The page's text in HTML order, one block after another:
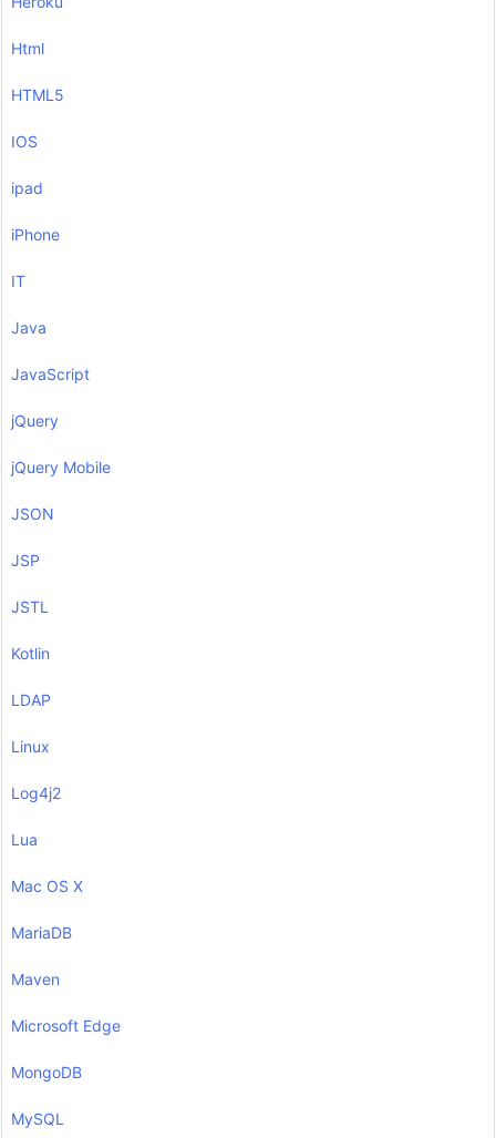
Html
HTML5
IOS
ipad
iPhone
IT
Java
JavaScript
jQuery
jQuery Mobile
JSON
JSP
JSTL
Kotlin
LDAP
Linux
Log4j2
Lua
Mac OS X
MariaDB
Maven
Microsoft Edge
MongoDB
MySQL